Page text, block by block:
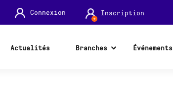
Connexion Inscription
Actualités Branches Événements